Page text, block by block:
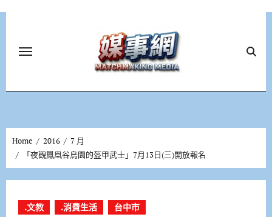
Home 2016
7 月
「夜觀鳳凰谷鳥園的盔甲武士」7月13日(三)開放報名
.文教 .消費生活 台中市